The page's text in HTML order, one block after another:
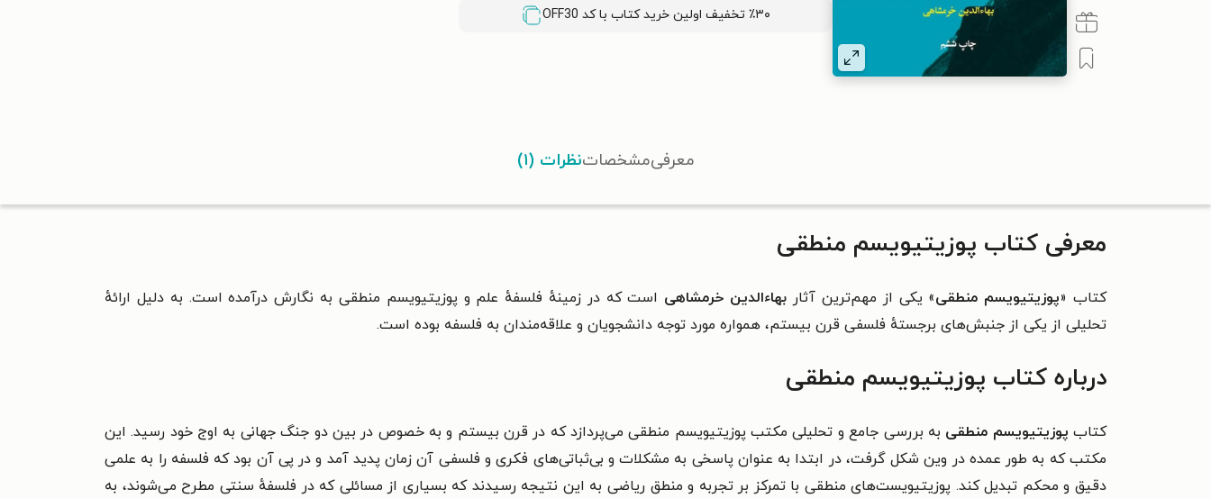
٪۳۰ تخفیف اولین خرید کتاب با کد OFF30
معرفیمشخصاتنظرات (۱)
معرفی کتاب پوزیتیویسم منطقی
کتاب «پوزیتیویسم منطقی» یکی از مهم‌ترین آثار بهاءالدین خرمشاهی است که در زمینهٔ فلسفهٔ علم و پوزیتیویسم منطقی به نگارش درآمده است. به دلیل ارائهٔ
تحلیلی از یکی از جنبش‌های برجستهٔ فلسفی قرن بیستم، همواره مورد توجه دانشجویان و علاقه‌مندان به فلسفه بوده است.
درباره کتاب پوزیتیویسم منطقی
کتاب پوزیتیویسم منطقی به بررسی جامع و تحلیلی مکتب پوزیتیویسم منطقی می‌پردازد که در قرن بیستم و به خصوص در بین دو جنگ جهانی به اوج خود رسید. این
مکتب که به طور عمده در وین شکل گرفت، در ابتدا به عنوان پاسخی به مشکلات و بی‌ثباتی‌های فکری و فلسفی آن زمان پدید آمد و در پی آن بود که فلسفه را به علمی
دقیق و محکم تبدیل کند. پوزیتیویست‌های منطقی با تمرکز بر تجربه و منطق ریاضی به این نتیجه رسیدند که بسیاری از مسائلی که در فلسفهٔ سنتی مطرح می‌شوند، به